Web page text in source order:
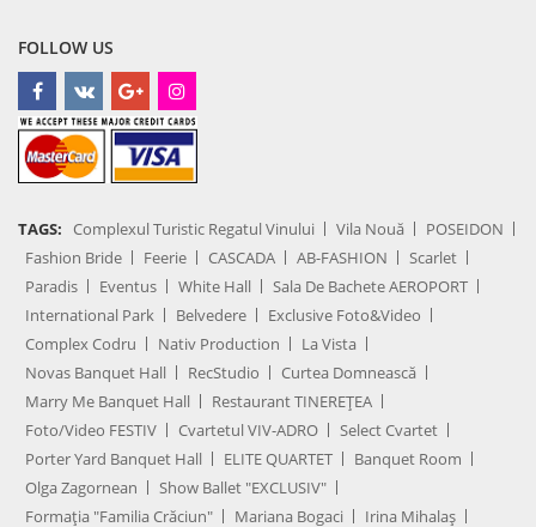
FOLLOW US
TAGS: Complexul Turistic Regatul Vinului Vila Nouă
POSEIDON
Fashion Bride
Feerie CASCADA AB-FASHION
Scarlet
Paradis
Eventus White Hall
Sala De Bachete AEROPORT
International Park
Belvedere
Exclusive Foto&Video
Complex Codru
Nativ Production
La Vista
Novas Banquet Hall
RecStudio
Curtea Domnească
Marry Me Banquet Hall
Restaurant TINEREȚEA
Foto/Video FESTIV
Cvartetul VIV-ADRO
Select Cvartet
Porter Yard Banquet Hall
ELITE QUARTET
Banquet Room
Olga Zagornean
Show Ballet "EXCLUSIV"
Formația "Familia Crăciun"
Mariana Bogaci Irina Mihalaș